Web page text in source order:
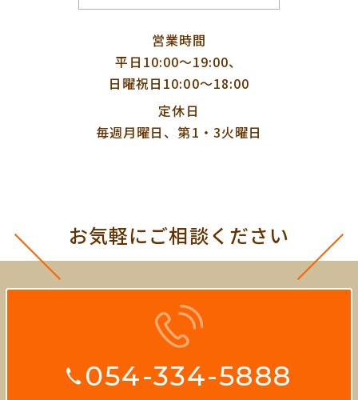
営業時間
平日10:00〜19:00、
日曜祝日10:00〜18:00
定休日
毎週月曜日、第1・3火曜日
お気軽にご相談ください
054-334-5888